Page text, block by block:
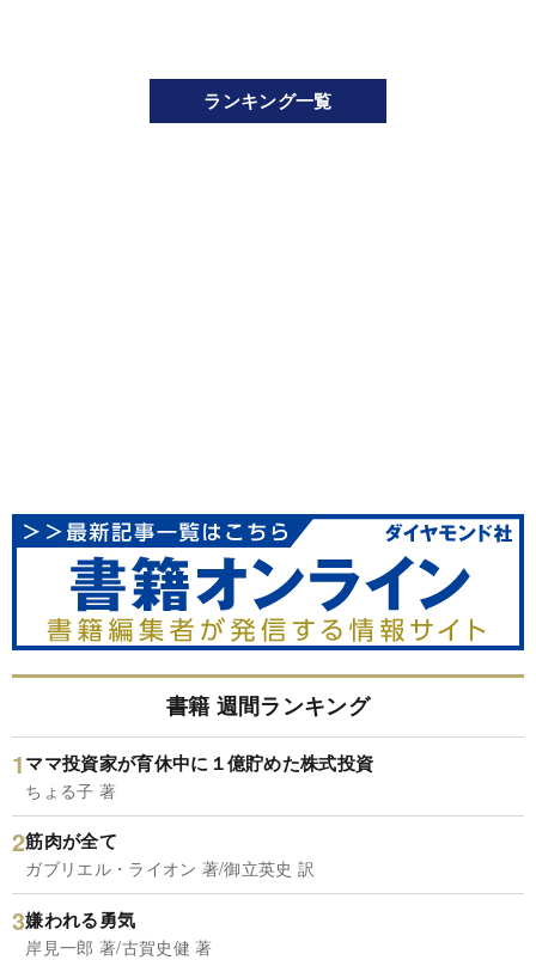
ランキング一覧
書籍 週間ランキング
ママ投資家が育休中に１億貯めた株式投資
ちょる子 著
筋肉が全て
ガブリエル・ライオン 著/御立英史 訳
嫌われる勇気
岸見一郎 著/古賀史健 著